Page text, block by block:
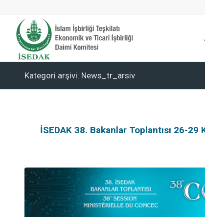
Kategori arşivi: News_tr_arsiv
İSEDAK 38. Bakanlar Toplantısı 26-